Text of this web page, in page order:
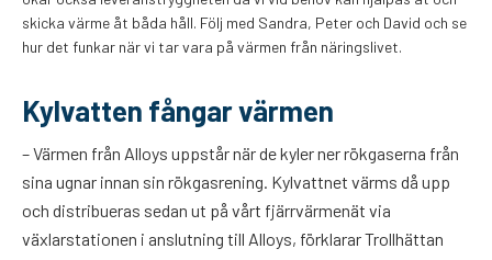
skicka värme åt båda håll. Följ med Sandra, Peter och David och se
hur det funkar när vi tar vara på värmen från näringslivet.
Kylvatten fångar värmen
– Värmen från Alloys uppstår när de kyler ner rökgaserna från
sina ugnar innan sin rökgasrening. Kylvattnet värms då upp
och distribueras sedan ut på vårt fjärrvärmenät via
växlarstationen i anslutning till Alloys, förklarar Trollhättan